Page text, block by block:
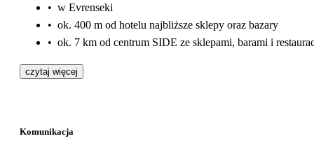
• w Evrenseki
• ok. 400 m od hotelu najbliższe sklepy oraz bazary
• ok. 7 km od centrum SIDE ze sklepami, barami i
czytaj więcej
Komunikacja